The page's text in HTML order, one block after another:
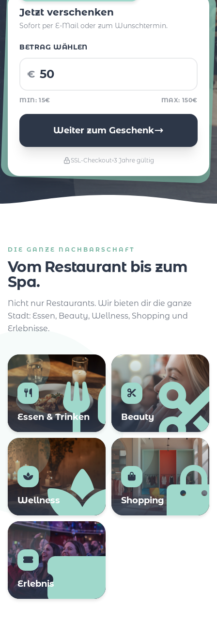
Jetzt verschenken
Sofort per E-Mail oder zum Wunschtermin.
BETRAG WÄHLEN
€
MIN: 15€ MAX: 150€
Weiter zum Geschenk
SSL-Checkout 3 Jahre gültig
DIE GANZE NACHBARSCHAFT
Vom Restaurant bis zum
Spa.
Nicht nur Restaurants. Wir bieten dir die ganze
Stadt: Essen, Beauty, Wellness, Shopping und
Erlebnisse.
Essen & Trinken Beauty
Wellness Shopping
Erlebnis